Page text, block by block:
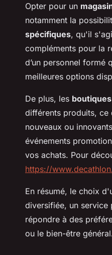
Opter pour un
notamment la
spécifiques, qu'il
compléments pour la
d’un personnel formé
meilleures options
De plus, les
différents produits, ce
nouveaux ou
événements
vos achats. Pour
https://
En résumé, le choix
diversifiée, un service
répondre à des
ou le bien-être